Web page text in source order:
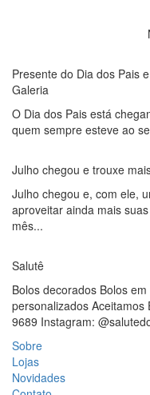
Presente do Dia dos Pais
Galeria
O Dia dos Pais está
quem sempre esteve ao
Julho chegou e trouxe
Julho chegou e, com ele,
aproveitar ainda mais
mês...
Salutê
Bolos decorados Bolos
personalizados
9689 Instagram:
Sobre
Lojas
Novidades